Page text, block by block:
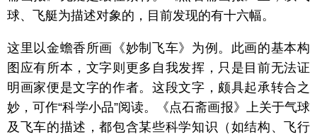
球、飞艇为描述对象的，目前发现的有十六幅。
这里以金蟾香所画《妙制飞车》为例。此画的基本构
图应有所本，文字则更多自我发挥，只是目前无法证
明画家便是文字的作者。这段文字，颇具起承转合之
妙，可作“科学小品”阅读。《点石斋画报》上关于气球
及飞车的描述，都包含某些科学知识（如结构、飞行